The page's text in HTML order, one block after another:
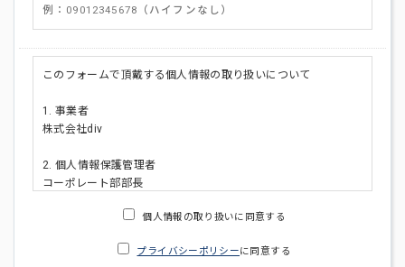
このフォームで頂戴する個人情報の取り扱いについて
1. 事業者
株式会社div
2. 個人情報保護管理者
コーポレート部部長
・ご請求された資料の送付のため
個人情報の取り扱いに同意する
プライバシーポリシーに同意する